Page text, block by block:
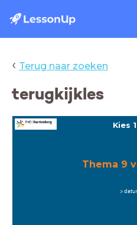
‹ Terug naar zoeken
terugkijkles
Thema 9
>
Kies 1